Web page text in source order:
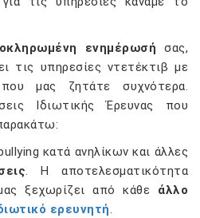
ενημέρωσή σας,
τις υπηρεσίες ντετέκτιβ με
μας ζητάτε συχνότερα.
Ιδιωτικής Έρευνας που
κατά ανηλίκων και άλλες
. Η αποτελεσματικότητα
ξεχωρίζει από κάθε άλλο
ερευνητή.